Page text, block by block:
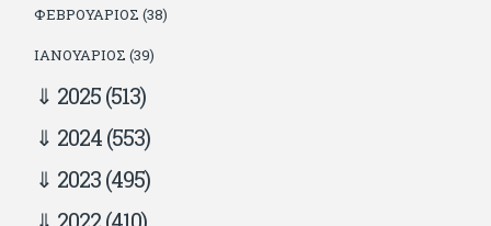
ΦΕΒΡΟΥΆΡΙΟΣ (38)
ΙΑΝΟΥΆΡΙΟΣ (39)
2025(513)
2024(553)
2023(495)